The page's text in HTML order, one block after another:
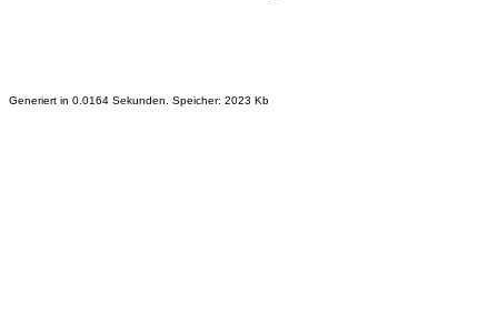
Generiert in 0.0164 Sekunden. Speicher: 2023 Kb